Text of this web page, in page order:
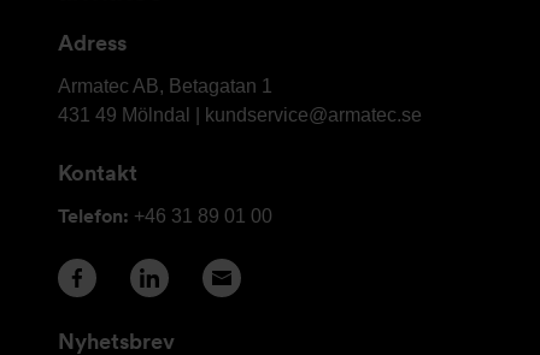
Adress
Armatec
AB
Armatec AB, Betagatan 1
431 49 Mölndal |
kundservice@armatec.se
Kontakt
Telefon: +46 31 89 01 00
Nyhetsbrev